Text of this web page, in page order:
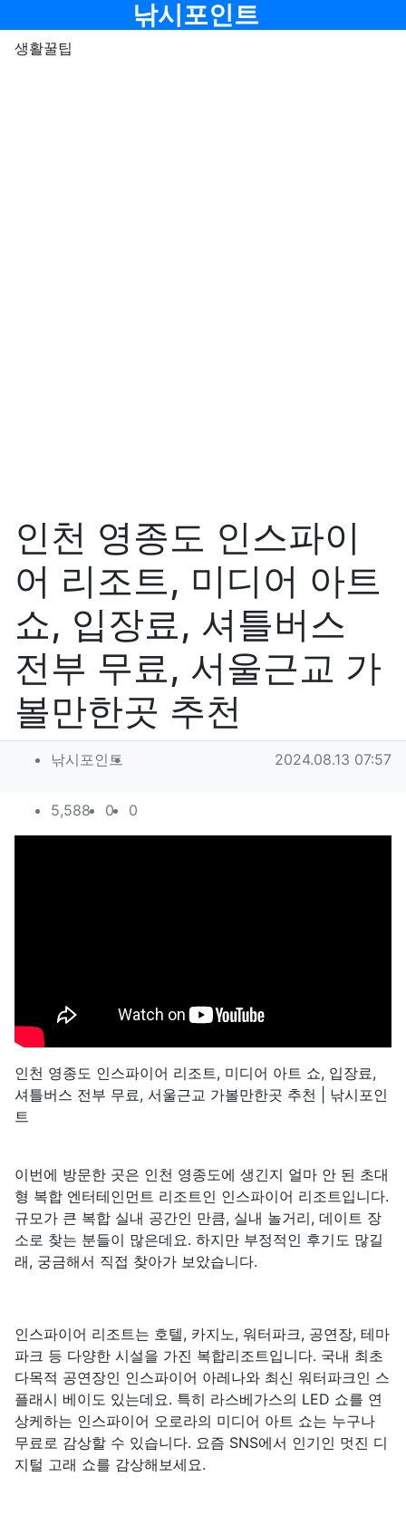
낚시포인트
생활꿀팁
인천 영종도 인스파이
어 리조트, 미디어 아트
쇼, 입장료, 셔틀버스
전부 무료, 서울근교 가
볼만한곳 추천
작성자 정보
낚시포인트 작성일
2024.08.13 07:57
컨텐츠 정보
5,588조회
0추천
0
인천 영종도 인스파이어 리조트, 미디어 아트 쇼, 입장료,
셔틀버스 전부 무료, 서울근교 가볼만한곳 추천 | 낚시포인
트
이번에 방문한 곳은 인천 영종도에 생긴지 얼마 안 된 초대
형 복합 엔터테인먼트 리조트인 인스파이어 리조트입니다.
규모가 큰 복합 실내 공간인 만큼, 실내 놀거리, 데이트 장
소로 찾는 분들이 많은데요. 하지만 부정적인 후기도 많길
래, 궁금해서 직접 찾아가 보았습니다.
인스파이어 리조트는 호텔, 카지노, 워터파크, 공연장, 테마
파크 등 다양한 시설을 가진 복합리조트입니다. 국내 최초
다목적 공연장인 인스파이어 아레나와 최신 워터파크인 스
플래시 베이도 있는데요. 특히 라스베가스의 LED 쇼를 연
상케하는 인스파이어 오로라의 미디어 아트 쇼는 누구나
무료로 감상할 수 있습니다. 요즘 SNS에서 인기인 멋진 디
지털 고래 쇼를 감상해보세요.